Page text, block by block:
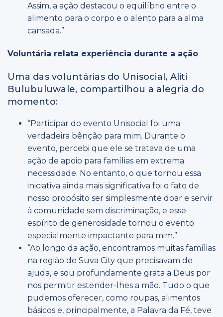
Assim, a ação destacou o equilíbrio entre o
alimento para o corpo e o alento para a alma
cansada.”
Voluntária relata experiência durante a ação
Uma das voluntárias do Unisocial, Aliti
Bulubuluwale, compartilhou a alegria do
momento:
“Participar do evento Unisocial foi uma
verdadeira bênção para mim. Durante o
evento, percebi que ele se tratava de uma
ação de apoio para famílias em extrema
necessidade. No entanto, o que tornou essa
iniciativa ainda mais significativa foi o fato de
nosso propósito ser simplesmente doar e servir
à comunidade sem discriminação, e esse
espírito de generosidade tornou o evento
especialmente impactante para mim.”
“Ao longo da ação, encontramos muitas famílias
na região de Suva City que precisavam de
ajuda, e sou profundamente grata a Deus por
nos permitir estender-lhes a mão. Tudo o que
pudemos oferecer, como roupas, alimentos
básicos e, principalmente, a Palavra da Fé, teve